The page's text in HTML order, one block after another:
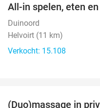
All-in spelen, eten
Duinoord
Helvoirt (11 km)
Verkocht: 15.108
(Duo)massage in